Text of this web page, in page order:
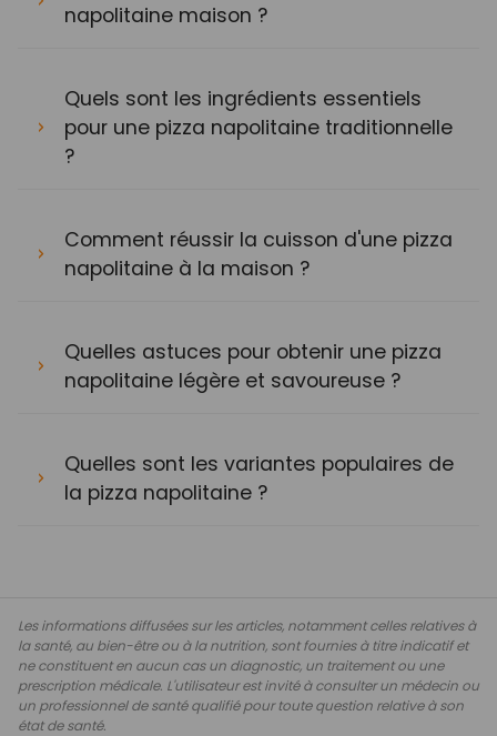
napolitaine maison ?
Quels sont les ingrédients essentiels
pour une pizza napolitaine traditionnelle
?
Comment réussir la cuisson d'une pizza
napolitaine à la maison ?
Quelles astuces pour obtenir une pizza
napolitaine légère et savoureuse ?
Quelles sont les variantes populaires de
la pizza napolitaine ?
Les informations diffusées sur les articles, notamment celles relatives à
la santé, au bien-être ou à la nutrition, sont fournies à titre indicatif et
ne constituent en aucun cas un diagnostic, un traitement ou une
prescription médicale. L'utilisateur est invité à consulter un médecin ou
un professionnel de santé qualifié pour toute question relative à son
état de santé.